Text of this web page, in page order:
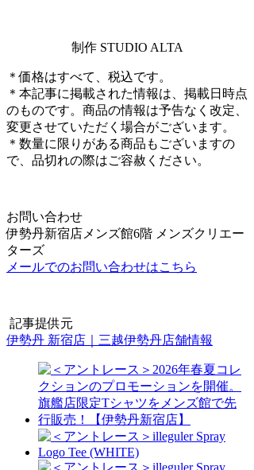
制作 STUDIO ALTA
＊価格はすべて、税込です。
＊本記事に掲載された情報は、掲載日時点
のものです。商品の情報は予告なく改定、
変更させていただく場合がございます。
＊数量に限りがある商品もございますの
で、品切れの際はご容赦ください。
お問い合わせ
伊勢丹新宿店メンズ館6階 メンズクリエー
ターズ
メールでのお問い合わせはこちら
記事提供元
伊勢丹 新宿店｜三越伊勢丹店舗情報